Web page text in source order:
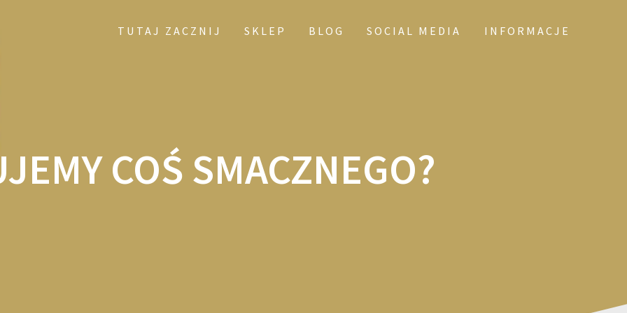
TUTAJ ZACZNIJ SKLEP BLOG SOCIAL MEDIA INFORMACJE
COŚ SMACZNEGO?